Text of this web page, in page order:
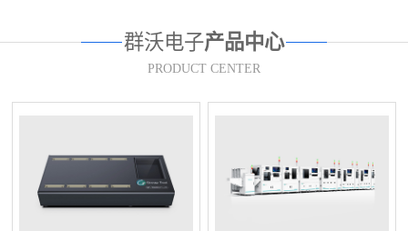
群沃电子产品中心
PRODUCT CENTER